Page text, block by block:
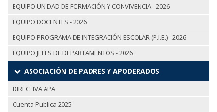
EQUIPO UNIDAD DE FORMACIÓN Y CONVIVENCIA - 2026
EQUIPO DOCENTES - 2026
EQUIPO PROGRAMA DE INTEGRACIÓN ESCOLAR (P.I.E.) - 2026
EQUIPO JEFES DE DEPARTAMENTOS - 2026
ASOCIACIÓN DE PADRES Y APODERADOS
DIRECTIVA APA
Cuenta Publica 2025